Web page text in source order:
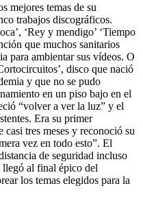
mejores temas de su
trabajos discográficos.
‘Rey y mendigo’ ‘Tiempo
que muchos sanitarios
para ambientar sus vídeos. O
disco que nació
y que no se pudo
en un piso bajo en el
“volver a ver la luz” y el
Era su primer
casi tres meses y reconoció su
vez en todo esto”. El
de seguridad incluso
al final épico del
los temas elegidos para la